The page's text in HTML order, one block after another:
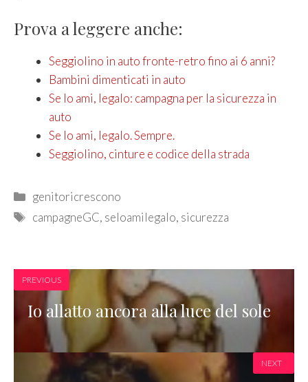
Prova a leggere anche:
Seggiolino in auto fronte-retro fino ai 6 anni?
Bambini dimenticati in auto
Se lo ami, legalo: campagna per la sicurezza in
auto
Se lo ami, legalo. Sempre.
Seggiolino, cinture e codice della strada
Categories
genitoricrescono
Tags
campagneGC, seloamilegalo, sicurezza
PREVIOUS
Io allatto ancora alla luce del sole
NEXT